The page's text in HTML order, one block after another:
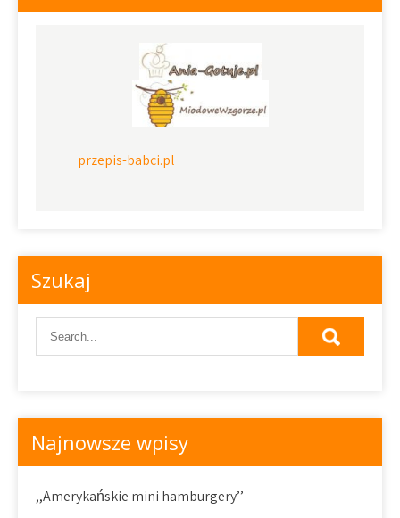
przepis-babci.pl
Szukaj
Najnowsze wpisy
,,Amerykańskie mini hamburgery’’